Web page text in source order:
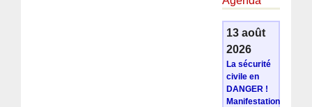
13 août
2026
La sécurité
civile en
DANGER !
Manifestation